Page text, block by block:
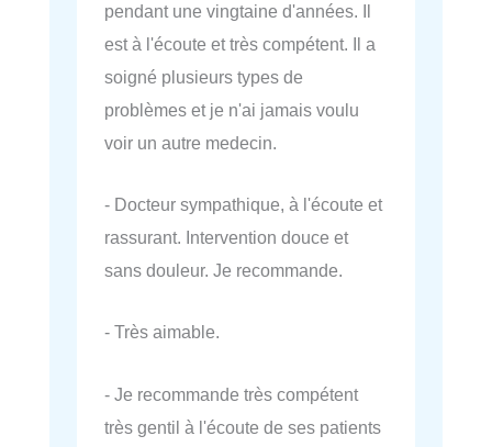
pendant une vingtaine d'années. Il
est à l'écoute et très compétent. Il a
soigné plusieurs types de
problèmes et je n'ai jamais voulu
voir un autre medecin.
- Docteur sympathique, à l'écoute et
rassurant. Intervention douce et
sans douleur. Je recommande.
- Très aimable.
- Je recommande très compétent
très gentil à l'écoute de ses patients